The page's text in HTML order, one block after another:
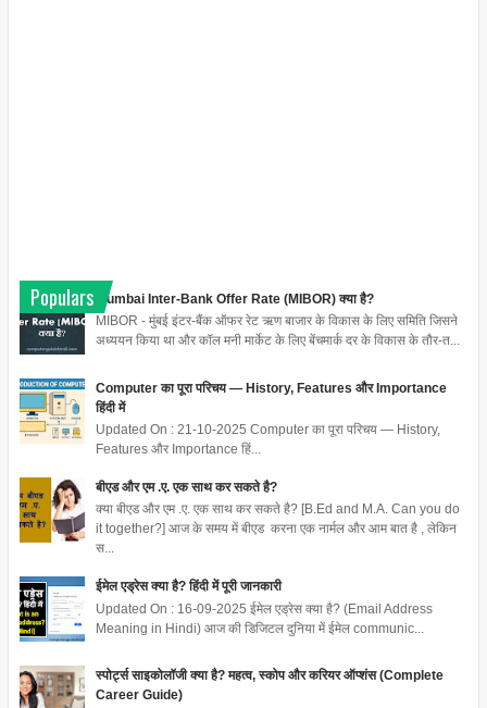
Populars
Mumbai Inter-Bank Offer Rate (MIBOR) क्या है?
MIBOR - मुंबई इंटर-बैंक ऑफर रेट ऋण बाजार के विकास के लिए समिति जिसने
अध्ययन किया था और कॉल मनी मार्केट के लिए बेंचमार्क दर के विकास के तौर-त...
Computer का पूरा परिचय — History, Features और Importance
हिंदी में
Updated On : 21-10-2025 Computer का पूरा परिचय — History,
Features और Importance हिं...
बीएड और एम .ए. एक साथ कर सकते है?
क्या बीएड और एम .ए. एक साथ कर सकते है? [B.Ed and M.A. Can you do
it together?] आज के समय में बीएड करना एक नार्मल और आम बात है , लेकिन
स...
ईमेल एड्रेस क्या है? हिंदी में पूरी जानकारी
Updated On : 16-09-2025 ईमेल एड्रेस क्या है? (Email Address
Meaning in Hindi) आज की डिजिटल दुनिया में ईमेल communic...
स्पोर्ट्स साइकोलॉजी क्या है? महत्व, स्कोप और करियर ऑप्शंस (Complete
Career Guide)